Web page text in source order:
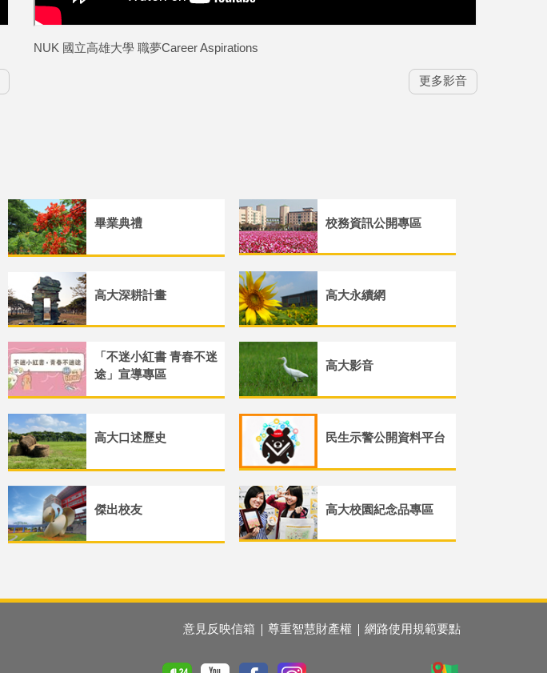
NUK 國立高雄大學 職夢Career Aspirations
更多影音
畢業典禮 校務資訊公開專區
高大深耕計畫 高大永續網
「不迷小紅書 青春不迷
途」宣導專區
高大影音
高大口述歷史 民生示警公開資料平台
傑出校友 高大校園紀念品專區
意見反映信箱 尊重智慧財產權 網路使用規範要點